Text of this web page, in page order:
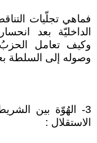
فماهي تجلّيات
وكيف تعامل الحزبُ
وصوله إلى السلطة
3- الهُوّة بين
الاستقلال :